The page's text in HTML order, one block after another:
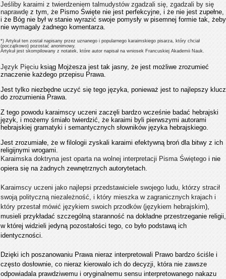
Jeśliby karaimi z twierdzeniem talmudystów zgadzali się, zgadzali by się
naprawdę z tym, że Pismo Święte nie jest perfekcyjne, i że nie jest zupełne,
i że Bóg nie był w stanie wyrazić swoje pomysły w pisemnej formie tak, żeby
nie wymagaly żadnego komentarza.
*) Artykuł ten został napisany przez uznanego i popularnego karaimskiego pisarza, który chciał
(początkowo) pozostać anonimowy.
Artykuł jest skompilowany z notatek, które autor napisał na wniosek Francuskiej Akademii Nauk.
Język Pięciu ksiąg Mojżesza jest tak jasny, że jest możliwe zrozumieć
znaczenie każdego przepisu Prawa.
Jest tylko niezbędne uczyć się tego języka, ponieważ jest to najlepszy klucz
do zrozumienia Prawa.
Z tego powodu karaimscy uczeni zaczęli bardzo wcześnie badać hebrajski
język, i możemy śmiało twierdzić, że karaimi byli pierwszymi autorami
hebrajskiej gramatyki i semantycznych słowników języka hebrajskiego.
Jest zrozumiałe, że w filologii zyskali karaimi efektywną broń dla bitwy z ich
religijnymi wrogami.
Karaimska doktryna jest oparta na wolnej interpretacji Pisma Świętego i nie
opiera się na żadnych zewnętrznych autorytetach.
Karaimscy uczeni jako najlepsi przedstawiciele swojego ludu, którzy stracił
swoją polityczną niezależność, i który mieszka w zagranicznych krajach i
który przestał mówić językiem swoich przodków (językiem hebrajskim),
musieli przykładać szczególną staranność na dokładne przestrzeganie religii,
w której widzieli jedyną pozostałości tego, co było podstawą ich
identyczności.
Dzięki ich poszanowaniu Prawa nieraz interpretowali Prawo bardzo ściśle i
często dosłownie, co nieraz kierowalo ich do decyzji, która nie zawsze
odpowiadala prawdziwemu i oryginalnemu sensu interpretowanego nakazu